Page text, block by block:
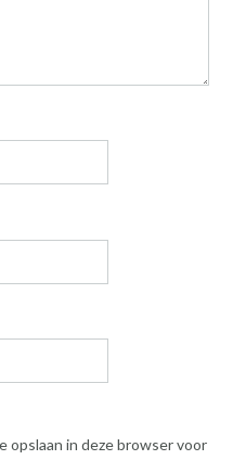
opslaan in deze browser voor